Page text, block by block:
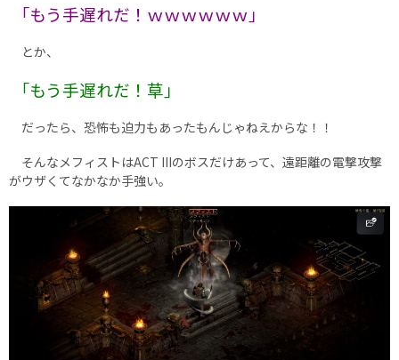
｢もう手遅れだ！ｗｗｗｗｗｗ｣
とか、
｢もう手遅れだ！草｣
だったら、恐怖も迫力もあったもんじゃねえからな！！
そんなメフィストはACT IIIのボスだけあって、遠距離の電撃攻撃
がウザくてなかなか手強い。